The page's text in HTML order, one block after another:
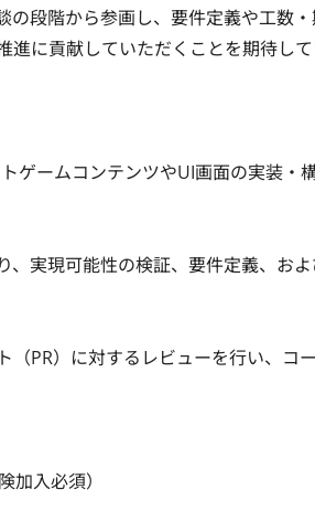
の段階から参画し、要件定義や工数
に貢献していただくことを期待して
ゲームコンテンツやUI画面の実装・構
実現可能性の検証、要件定義、お
PR）に対するレビューを行い、コ
加入必須）